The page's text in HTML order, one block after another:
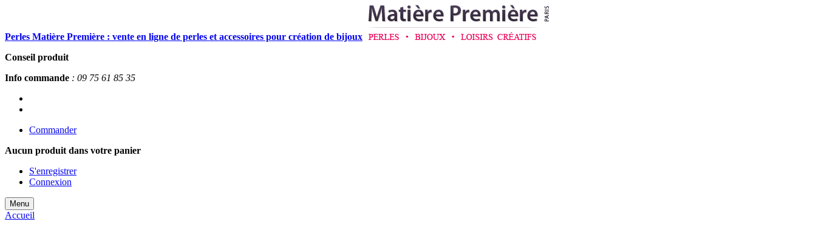
Perles Matière Première : vente en ligne de perles et accessoires pour création de bijoux
Conseil produit
Info commande : 09 75 61 85 35
Commander
Aucun produit dans votre panier
S'enregistrer
Connexion
Menu
Accueil